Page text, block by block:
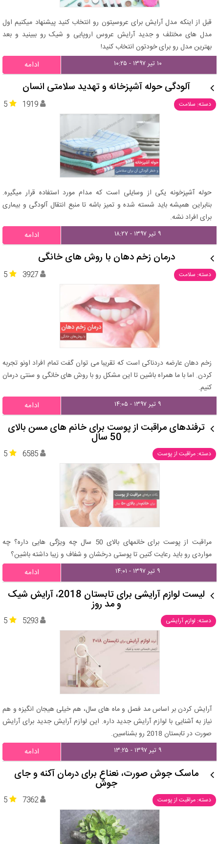
قبل از اینکه مدل آرایش برای عروسیتون رو انتخاب کنید پیشنهاد میکنیم اول
مدل های مختلف و جدید آرایش عروس اروپایی و شیک رو ببینید و بعد
بهترین مدل رو برای خودتون انتخاب کنید!
۱۰ تیر ۱۳۹۷ - ۱۰:۲۵ ادامه
آلودگی حوله آشپزخانه و تهدید سلامتی انسان
دسته: سلامت 5 1919
حوله آشپزخونه یکی از وسایلی است که مدام مورد استفاده قرار میگیره.
بنابراین همیشه باید شسته شده و تمیز باشه تا منبع انتقال آلودگی و بیماری
برای افراد نشه.
۹ تیر ۱۳۹۷ - ۱۸:۲۷ ادامه
درمان زخم دهان با روش های خانگی
دسته: سلامت 5 3927
زخم دهان عارضه دردناکی است که تقریبا می توان گفت تمام افراد اونو تجربه
کردن. اما با ما همراه باشین تا این مشکل رو با روش های خانگی و سنتی درمان
کنیم.
۹ تیر ۱۳۹۷ - ۱۴:۰۵ ادامه
ترفندهای مراقبت از پوست برای خانم های مسن بالای
50 سال
دسته: مراقبت از پوست 5 6585
مراقبت از پوست برای خانمهای بالای 50 سال چه ویژگی هایی داره؟ چه
مواردی رو باید رعایت کنین تا پوستی درخشان و شفاف و زیبا داشته باشین؟
۹ تیر ۱۳۹۷ - ۱۴:۰۱ ادامه
لیست لوازم آرایشی برای تابستان 2018، آرایش شیک
و مد روز
دسته: لوازم آرایشی 5 5293
آرایش کردن بر اساس مد فصل و ماه های سال، هم خیلی هیجان انگیزه و هم
نیاز به آشنایی با لوازم آرایش جدید داره. این لوازم آرایش جدید برای آرایش
صورت در تابستان 2018 رو بشناسین.
۹ تیر ۱۳۹۷ - ۱۳:۲۵ ادامه
ماسک جوش صورت، نعناع برای درمان آکنه و جای
جوش
دسته: مراقبت از پوست 5 7362